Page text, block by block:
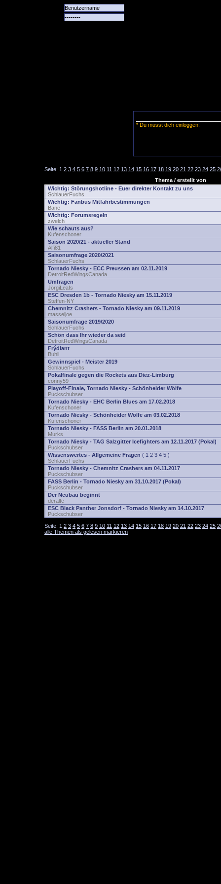
* Du musst dich einloggen.
Seite: 1 2 3 4 5 6 7 8 9 10 11 12 13 14 15 16 17 18 19 20 21 22 23 24 25
Thema / erstellt von
Wichtig: Störungshotline - Euer direkter Kontakt zu uns
SchlauerFuchs
Wichtig: Fanbus Mitfahrbestimmungen
Bane
Wichtig: Forumsregeln
zwelch
Wie schauts aus?
Kufenschoner
Saison 2020/21 - aktueller Stand
Alfi81
Saisonumfrage 2020/2021
SchlauerFuchs
Tornado Niesky - ECC Preussen am 02.11.2019
DetroitRedWingsCanada
Umfragen
JörgiLeafs
ESC Dresden 1b - Tornado Niesky am 15.11.2019
Steffen-NY
Chemnitz Crashers - Tornado Niesky am 09.11.2019
masseljoe
Saisonumfrage 2019/2020
SchlauerFuchs
Schön dass Ihr wieder da seid
DetroitRedWingsCanada
Frýdlant
Buhli
Gewinnspiel - Meister 2019
SchlauerFuchs
Pokalfinale gegen die Rockets aus Diez-Limburg
conny59
Playoff-Finale, Tornado Niesky - Schönheider Wölfe
Puckschubser
Tornado Niesky - EHC Berlin Blues am 17.02.2018
Kufenschoner
Tornado Niesky - Schönheider Wölfe am 03.02.2018
Kufenschoner
Tornado Niesky - FASS Berlin am 20.01.2018
Murks
Tornado Niesky - TAG Salzgitter Icefighters am 12.11.2017 (Pokal)
Puckschubser
Wissenswertes - Allgemeine Fragen ( 1 2 3 4 5 )
SchlauerFuchs
Tornado Niesky - Chemnitz Crashers am 04.11.2017
Puckschubser
FASS Berlin - Tornado Niesky am 31.10.2017 (Pokal)
Puckschubser
Der Neubau beginnt
deralte
ESC Black Panther Jonsdorf - Tornado Niesky am 14.10.2017
Puckschubser
Seite: 1 2 3 4 5 6 7 8 9 10 11 12 13 14 15 16 17 18 19 20 21 22 23 24 25
alle Themen als gelesen markieren